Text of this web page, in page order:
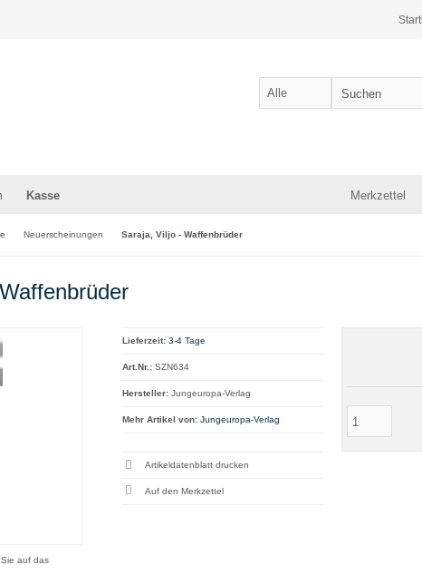
Kasse Merkzettel
Neuerscheinungen Saraja, Viljo - Waffenbrüder
auf das
Lieferzeit: 3-4 Tage
Art.Nr.: SZN634
Hersteller: Jungeuropa-Verlag
Mehr Artikel von: Jungeuropa-Verlag
Artikeldatenblatt drucken